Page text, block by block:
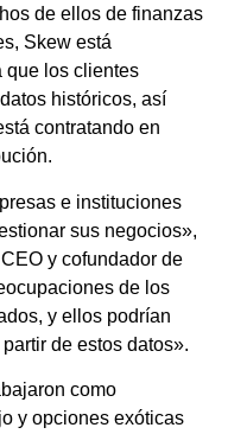
de ellos de finanzas
Skew está
que los clientes
históricos, así
contratando en
e instituciones
sus negocios»,
y cofundador de
de los
y ellos podrían
de estos datos».
como
y opciones exóticas